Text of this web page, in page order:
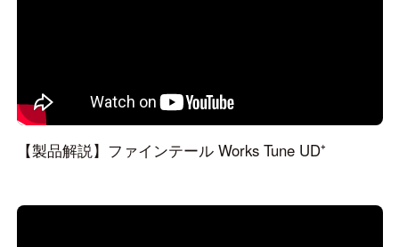
【製品解説】ファインテール Works Tune UD⁺